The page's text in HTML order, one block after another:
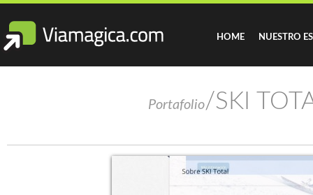
HOME NUESTRO
Portafolio/SKI